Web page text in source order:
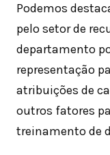
Podemos
pelo setor de
departamento
representação
atribuições de
outros fatores
treinamento de